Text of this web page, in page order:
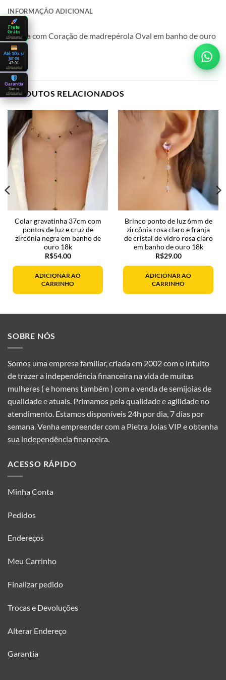
INFORMAÇÃO ADICIONAL
Argola com Coração de madrepérola Oval em banho de ouro
18k
PRODUTOS RELACIONADOS
Colar gravatinha 37cm com
pontos de luz e cruz de
zircônia negra em banho de
ouro 18k
R$54.00
ADICIONAR AO
CARRINHO
Brinco ponto de luz 6mm de
zircônia rosa claro e franja
de cristal de vidro rosa claro
em banho de ouro 18k
R$29.00
ADICIONAR AO
CARRINHO
SOBRE NÓS
Somos uma empresa familiar, criada em 2002 com o intuito
de trazer a independência financeira na vida de muitas
mulheres ( e homens também ) com a venda de semijoias de
qualidade e atuais. Primamos pela qualidade e agilidade no
atendimento. Estamos disponíveis 24h por dia, 7 dias por
semana. Venha empreender com a Pietra Joias VIP e obtenha
sua independência financeira.
ACESSO RÁPIDO
Minha Conta
Pedidos
Endereços
Meu Carrinho
Finalizar pedido
Trocas e Devoluções
Alterar Endereço
Garantia
Frete
Grátis
clique aqui
Até 10x s/
juros
42:59
clique aqui
Garantia
3 anos
clique aqui